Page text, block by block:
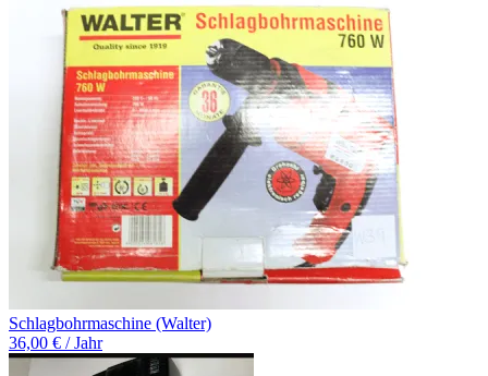
Schlagbohrmaschine (Walter)
36,00 € / Jahr